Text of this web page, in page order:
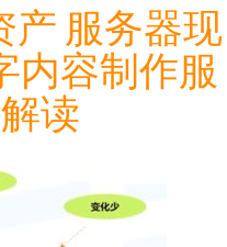
产 服务器现
内容制作服
读